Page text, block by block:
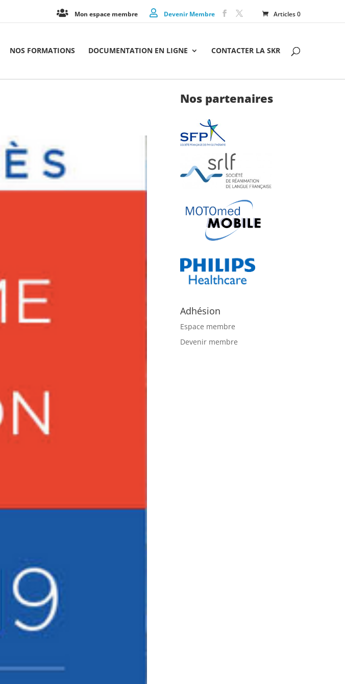
Articles 0
Mon espace membre Devenir Membre
NOS FORMATIONS DOCUMENTATION EN LIGNE CONTACTER LA SKR
Nos partenaires
Adhésion
Espace membre
Devenir membre